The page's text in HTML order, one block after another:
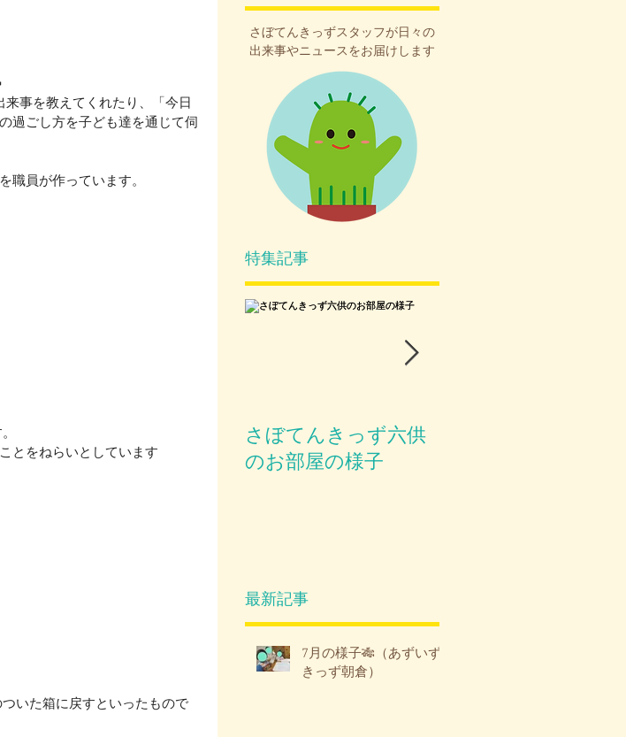
事を教えてくれたり、「今日
過ごし方を子ども達を通じて伺
職員が作っています。
とをねらいとしています
さぼてんきっずスタッフが日々の
出来事やニュースをお届けします
特集記事
さぼてんきっず六供
のお部屋の様子
最新記事
7月の様子🎋（あずいず
きっず朝倉）